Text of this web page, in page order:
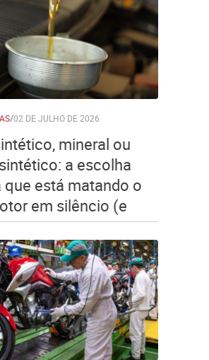
/02 DE JULHO DE 2026
mineral ou
a escolha
que está matando o
em silêncio (e
hoje qual